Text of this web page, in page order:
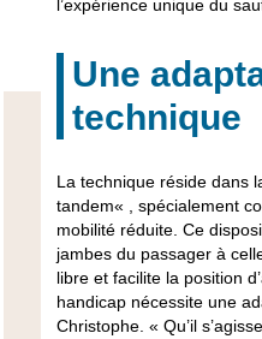
l’expérience unique du
Une
technique
La technique réside dans
tandem« , spécialement
mobilité réduite. Ce
jambes du passager à
libre et facilite la position
handicap nécessite une
Christophe. « Qu’il